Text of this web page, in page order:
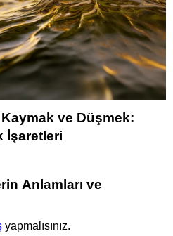
Kaymak ve Düşmek:
İşaretleri
Anlamları ve
yapmalısınız.